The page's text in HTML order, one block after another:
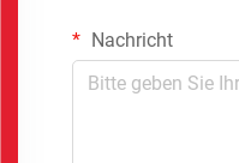
Nachricht